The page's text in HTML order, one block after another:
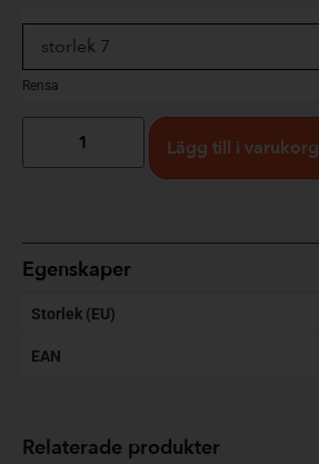
Rensa
Lägg till i varukorg
Egenskaper
Storlek (EU)
EAN
Relaterade produkter